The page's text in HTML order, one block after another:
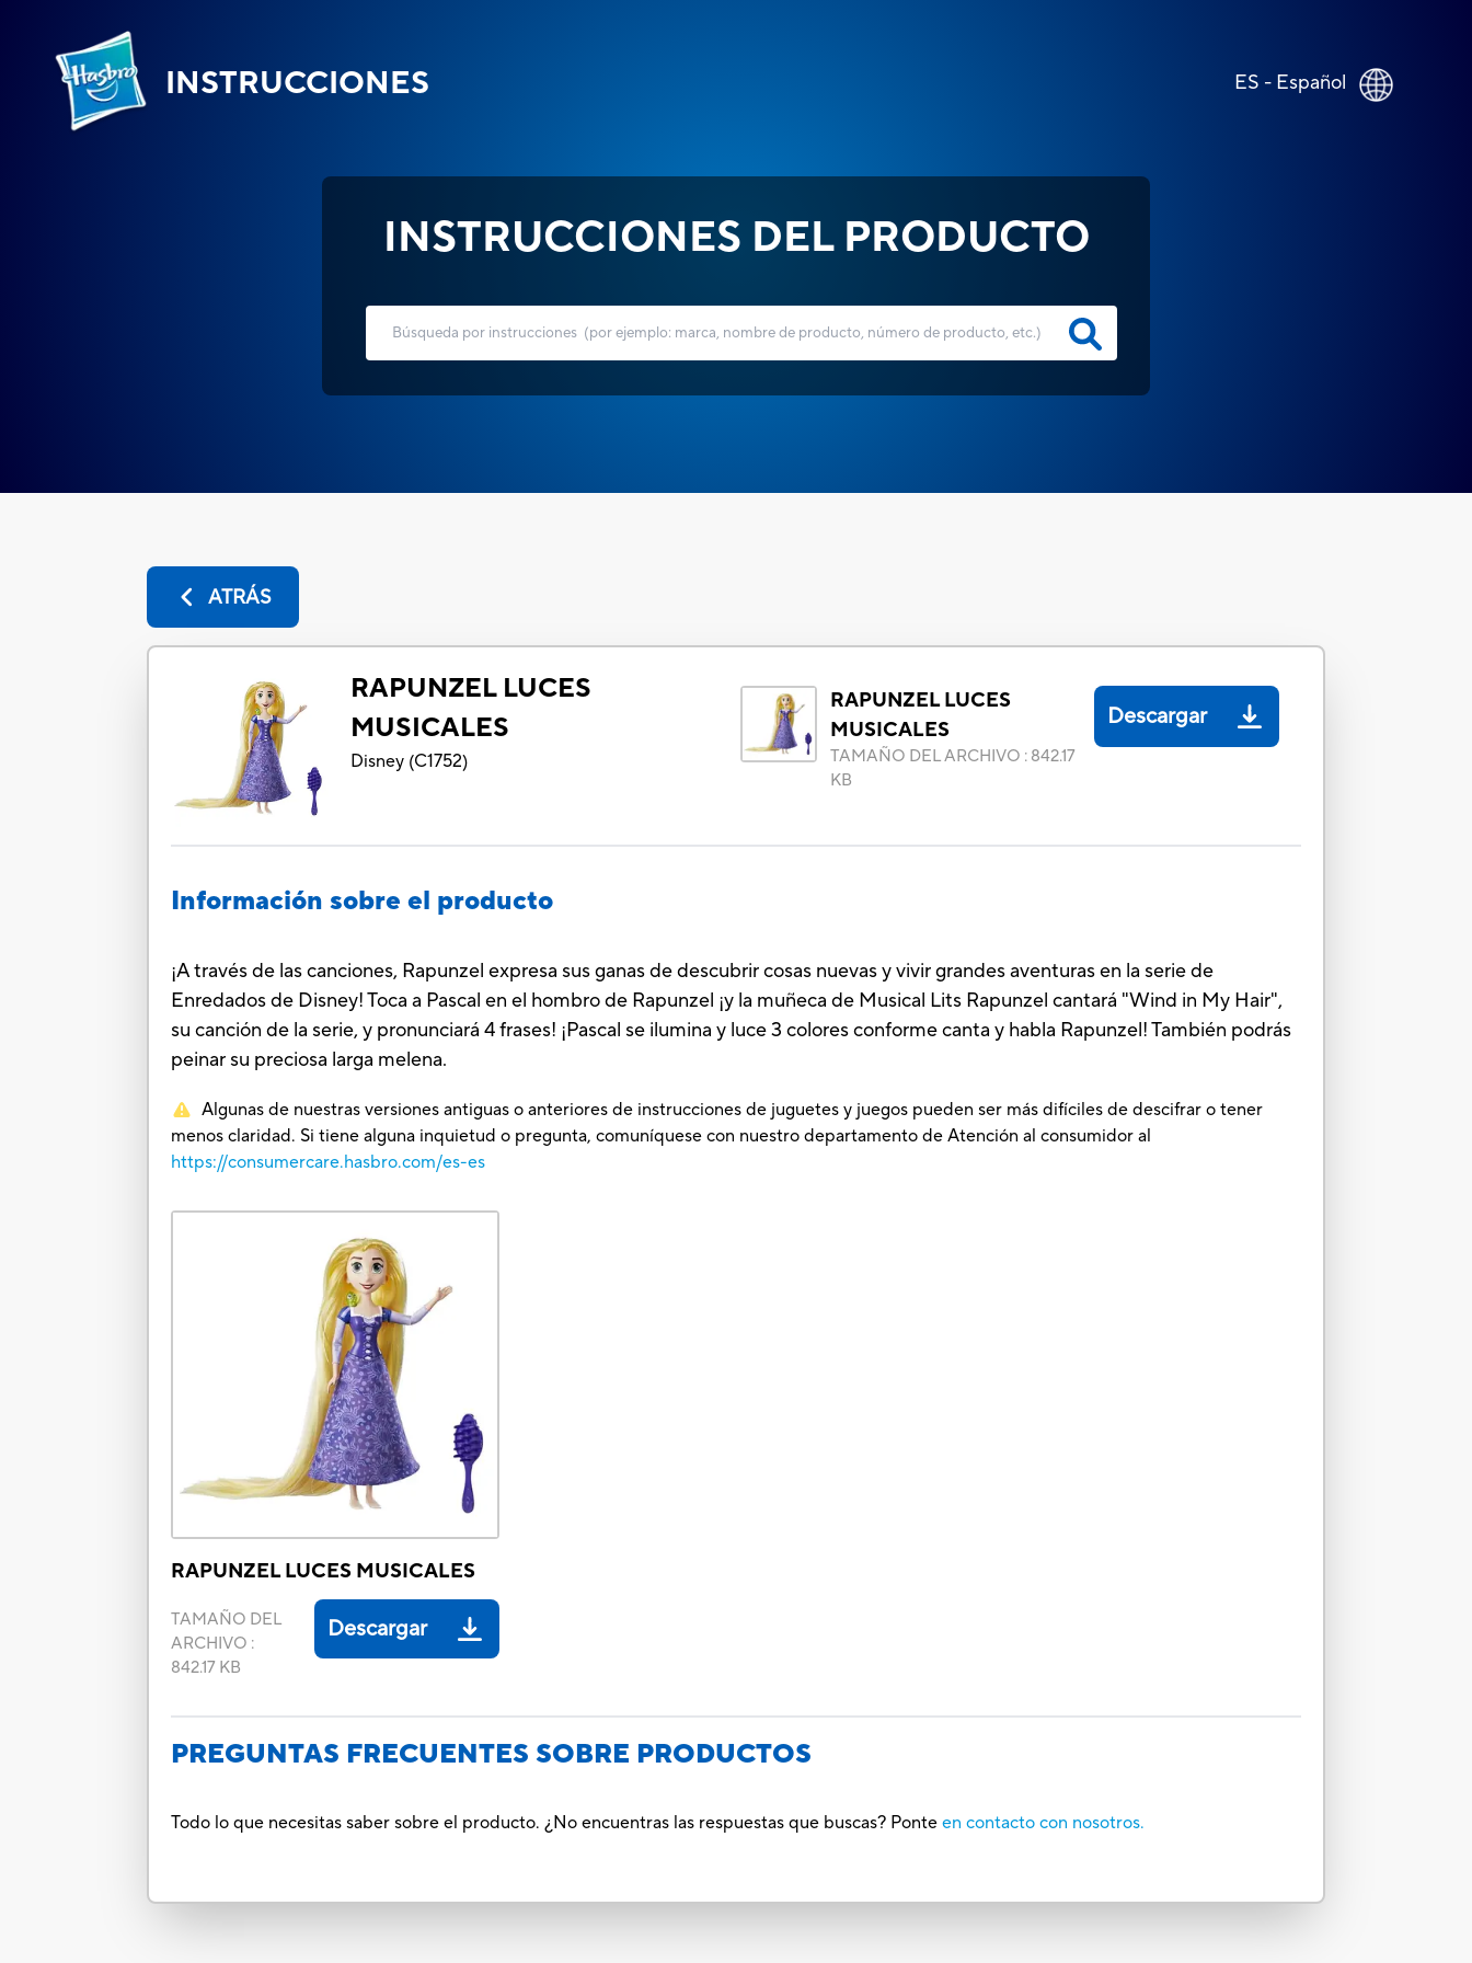
INSTRUCCIONES ES - Español
INSTRUCCIONES DEL PRODUCTO
ATRÁS
RAPUNZEL LUCES
MUSICALES
Disney (C1752)
RAPUNZEL LUCES
MUSICALES
TAMAÑO DEL ARCHIVO : 842.17
KB
Descargar
Información sobre el producto
¡A través de las canciones, Rapunzel expresa sus ganas de descubrir cosas nuevas y vivir grandes aventuras en la serie de
Enredados de Disney! Toca a Pascal en el hombro de Rapunzel ¡y la muñeca de Musical Lits Rapunzel cantará "Wind in My Hair",
su canción de la serie, y pronunciará 4 frases! ¡Pascal se ilumina y luce 3 colores conforme canta y habla Rapunzel! También podrás
peinar su preciosa larga melena.
Algunas de nuestras versiones antiguas o anteriores de instrucciones de juguetes y juegos pueden ser más difíciles de descifrar o tener
menos claridad. Si tiene alguna inquietud o pregunta, comuníquese con nuestro departamento de Atención al consumidor al
https://consumercare.hasbro.com/es-es
RAPUNZEL LUCES MUSICALES
TAMAÑO DEL
ARCHIVO :
842.17 KB
Descargar
PREGUNTAS FRECUENTES SOBRE PRODUCTOS
Todo lo que necesitas saber sobre el producto. ¿No encuentras las respuestas que buscas? Ponteen contacto con nosotros.